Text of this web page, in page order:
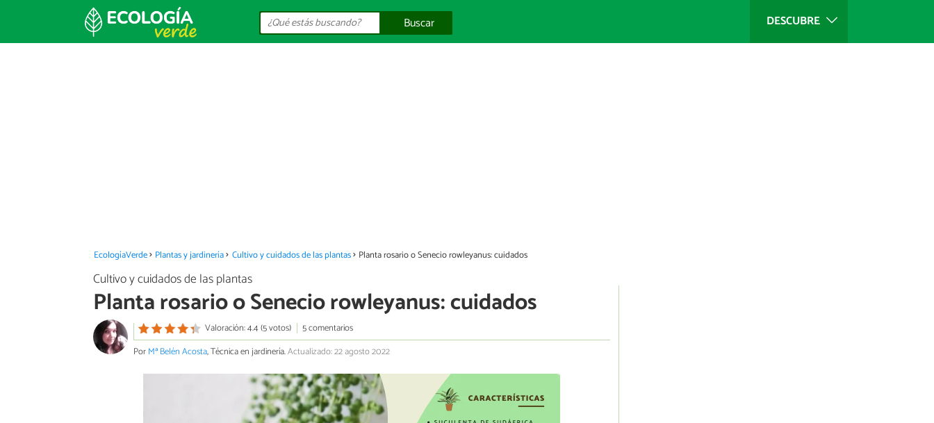
DESCUBRE
Buscar
EcologíaVerde Plantas y jardinería Cultivo y cuidados de las plantas Planta rosario o Senecio rowleyanus: cuidados
Cultivo y cuidados de las plantas
Planta rosario o Senecio rowleyanus: cuidados
Valoración: 4.4 (5 votos)
5 comentarios
PorMª Belén Acosta, Técnica en jardinería.Actualizado: 22 agosto 2022